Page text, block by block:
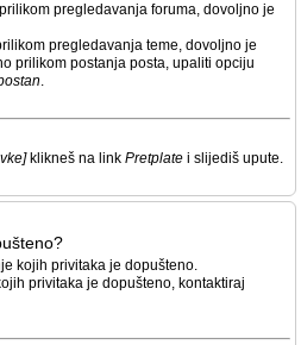
pregledavanja foruma, dovoljno je
pregledavanja teme, dovoljno je
prilikom postanja posta, upaliti opciju
.
klikneš na link Pretplate i slijediš upute.
kojih privitaka je dopušteno.
privitaka je dopušteno, kontaktiraj